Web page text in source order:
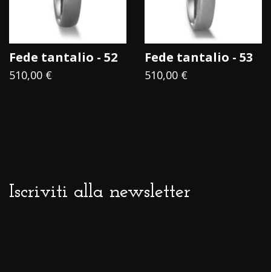
Fede tantalio - 52
510,00 €
Fede tantalio - 53
510,00 €
Iscriviti alla newsletter